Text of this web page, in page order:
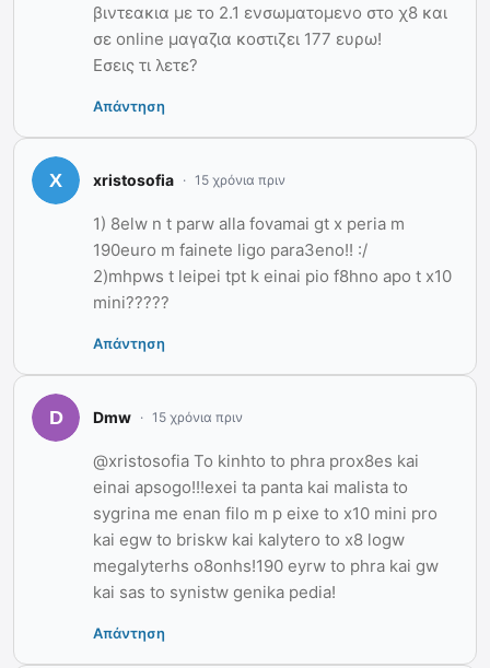
βιντεακια με το 2.1 ενσωματομενο στο χ8 και
σε online μαγαζια κοστιζει 177 ευρω!
Εσεις τι λετε?
Απάντηση
xristosofia 15 χρόνια πριν
1) 8elw n t parw alla fovamai gt x peria m
190euro m fainete ligo para3eno!! :/
2)mhpws t leipei tpt k einai pio f8hno apo t x10
mini?????
Απάντηση
Dmw 15 χρόνια πριν
@xristosofia To kinhto to phra prox8es kai
einai apsogo!!!exei ta panta kai malista to
sygrina me enan filo m p eixe to x10 mini pro
kai egw to briskw kai kalytero to x8 logw
megalyterhs o8onhs!190 eyrw to phra kai gw
kai sas to synistw genika pedia!
Απάντηση